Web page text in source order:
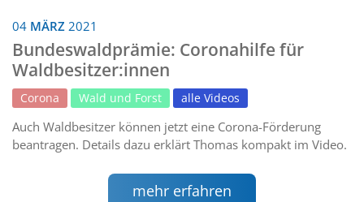
04 MÄRZ 2021
Bundeswaldprämie: Coronahilfe für
Waldbesitzer:innen
Corona Wald und Forst alle Videos
Auch Waldbesitzer können jetzt eine Corona-Förderung
beantragen. Details dazu erklärt Thomas kompakt im Video.
mehr erfahren